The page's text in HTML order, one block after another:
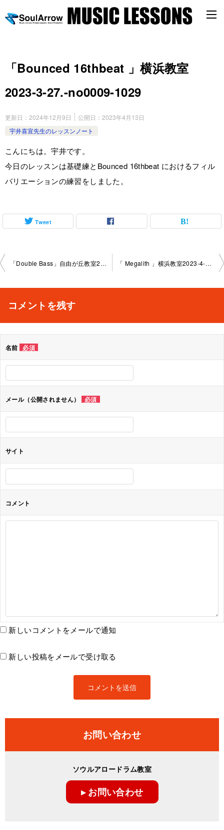
「Bounced 16thbeat 」横浜教室
2023-3-27.-no0009-1029
更新日： 2024年12月9日 公開日： 2023年4月13日
宇井喜宣先生のレッスンノート
こんにちは。宇井です。
今日のレッスンは基礎練とBounced 16thbeat におけるフィル
バリエーションの練習をしました。
Tweet
投
ビ
シ
ョ
ン
「Double Bass」自由が丘教室2023-3-23-no0009-1 034 「 Megalith 」横浜教室2023-4-4-no0009-1031
コメントを残す
名前 必須
メール（公開されません） 必須
サイト
コメント
新しいコメントをメールで通知
新しい投稿をメールで受け取る
お問い合わせ
ソウルアロードラム教室
▸ お問い合わせ